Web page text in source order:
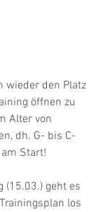
wieder den Platz
öffnen zu
Alter von
dh. G- bis C-
Start!
(15.03.) geht es
los